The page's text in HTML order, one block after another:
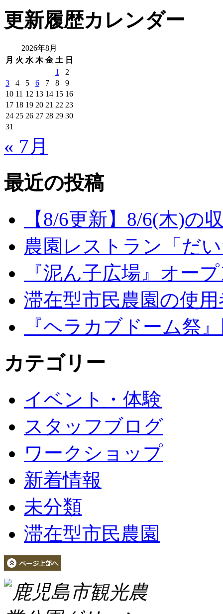
更新履歴カレンダー
2026年8月
月 火 水 木 金 土 日
1
2
3
4 5 6 7 8
9
10 11 12 13 14 15 16
17 18 19 20 21 22 23
24 25 26 27 28 29 30
31
« 7月
最近の投稿
【8/6更新】8/6(木)の
農園レストラン「だ
『泥ん子広場』オー
滞在型市民農園の使
『ヘラカブドーム祭
カテゴリー
イベント・体験
スタッフブログ
ワークショップ
新着情報
未分類
滞在型市民農園